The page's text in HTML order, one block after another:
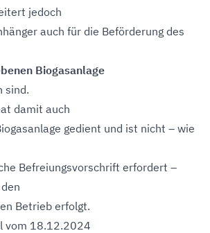
jedoch
auch für die Beförderung des
Biogasanlage
sind.
damit auch
gedient und ist nicht – wie
Befreiungsvorschrift erfordert –
Betrieb erfolgt.
vom 18.12.2024